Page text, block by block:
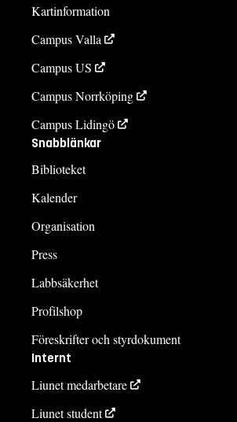
Kartinformation
Campus Valla
Campus US
Campus Norrköping
Campus Lidingö
Snabblänkar
Biblioteket
Kalender
Organisation
Press
Labbsäkerhet
Profilshop
Föreskrifter och styrdokument
Internt
Liunet medarbetare
Liunet student